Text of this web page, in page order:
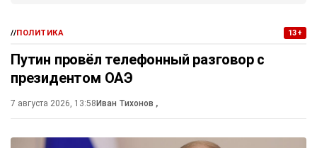
//ПОЛИТИКА 13+
Путин провёл телефонный разговор с
президентом ОАЭ
7 августа 2026, 13:58Иван Тихонов ,